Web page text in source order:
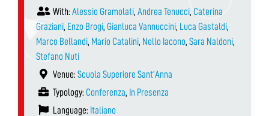
With: Alessio Gramolati, Andrea Tenucci, Caterina
Graziani, Enzo Brogi, Gianluca Vannuccini, Luca Gastaldi,
Marco Bellandi, Mario Catalini, Nello Iacono, Sara Naldoni,
Stefano Nuti
Venue: Scuola Superiore Sant’Anna
Typology: Conferenza, In Presenza
Language: Italiano